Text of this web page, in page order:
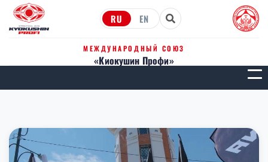
RU EN
МЕЖДУНАРОДНЫЙ СОЮЗ
«Киокушин Профи»